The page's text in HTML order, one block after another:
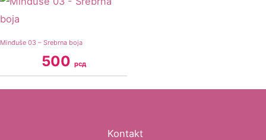
Minđuše 03 – Srebrna boja
500 рсд
Kontakt